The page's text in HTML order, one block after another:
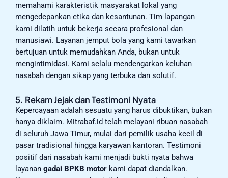
memahami karakteristik masyarakat lokal yang
mengedepankan etika dan kesantunan. Tim lapangan
kami dilatih untuk bekerja secara profesional dan
manusiawi. Layanan jemput bola yang kami tawarkan
bertujuan untuk memudahkan Anda, bukan untuk
mengintimidasi. Kami selalu mendengarkan keluhan
nasabah dengan sikap yang terbuka dan solutif.
5. Rekam Jejak dan Testimoni Nyata
Kepercayaan adalah sesuatu yang harus dibuktikan, bukan
hanya diklaim. Mitrabaf.id telah melayani ribuan nasabah
di seluruh Jawa Timur, mulai dari pemilik usaha kecil di
pasar tradisional hingga karyawan kantoran. Testimoni
positif dari nasabah kami menjadi bukti nyata bahwa
layanan gadai BPKB motor kami dapat diandalkan.